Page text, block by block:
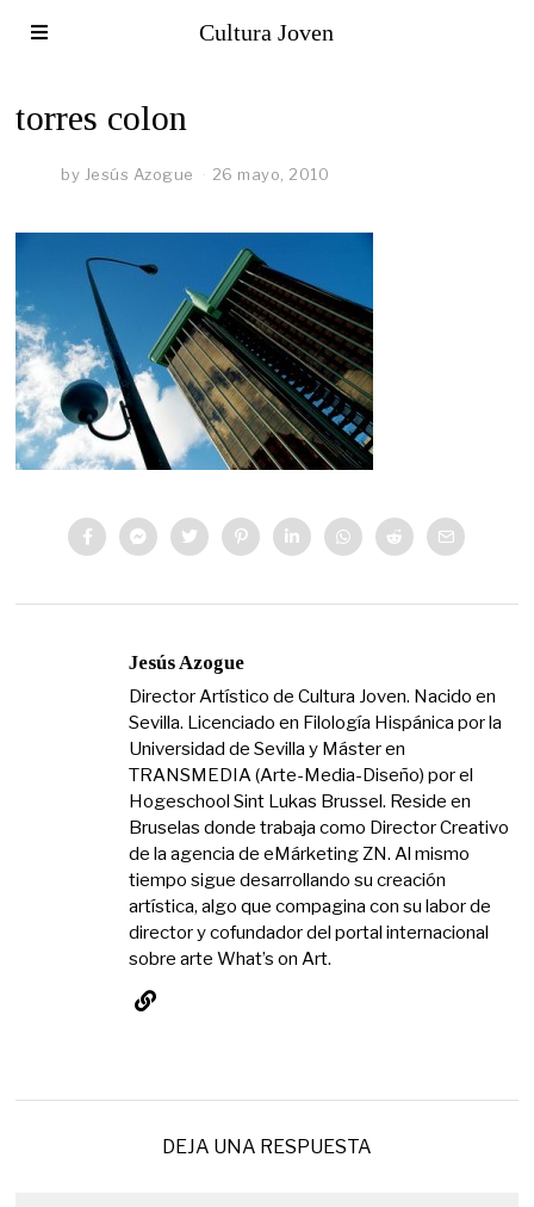
Cultura Joven
torres colon
by Jesús Azogue 26 mayo, 2010
Jesús Azogue
Director Artístico de Cultura Joven. Nacido en
Sevilla. Licenciado en Filología Hispánica por la
Universidad de Sevilla y Máster en
TRANSMEDIA (Arte-Media-Diseño) por el
Hogeschool Sint Lukas Brussel. Reside en
Bruselas donde trabaja como Director Creativo
de la agencia de eMárketing ZN. Al mismo
tiempo sigue desarrollando su creación
artística, algo que compagina con su labor de
director y cofundador del portal internacional
sobre arte What’s on Art.
DEJA UNA RESPUESTA